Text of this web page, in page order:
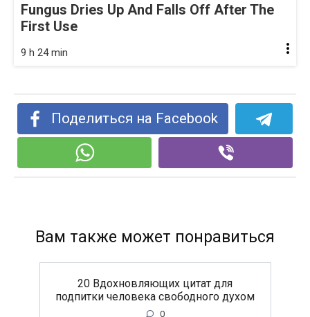
Fungus Dries Up And Falls Off After The
First Use
9 h 24 min
Поделиться на Facebook
Вам также может понравиться
20 Вдохновляющих цитат для
подпитки человека свободного духом
0